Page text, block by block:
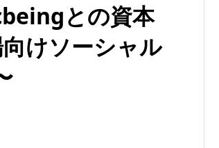
との資本
けソーシャル